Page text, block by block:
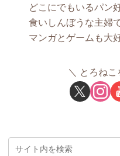
どこにでもいるパン
食いしんぼうな主婦
マンガとゲームも大
とろねこ